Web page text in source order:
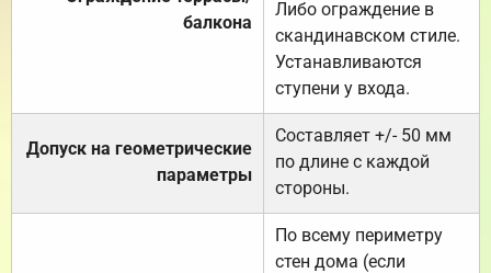
балкона
Либо ограждение в
скандинавском стиле.
Устанавливаются
ступени у входа.
Допуск на геометрические
параметры
Составляет +/- 50 мм
по длине с каждой
стороны.
По всему периметру
стен дома (если